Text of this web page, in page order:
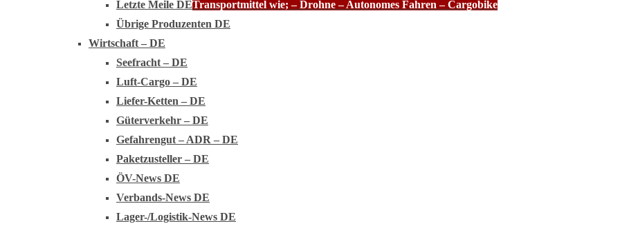
Letzte Meile DETransportmittel wie; – Drohne – Autonomes Fahren – Cargobike
Übrige Produzenten DE
Wirtschaft – DE
Seefracht – DE
Luft-Cargo – DE
Liefer-Ketten – DE
Güterverkehr – DE
Gefahrengut – ADR – DE
Paketzusteller – DE
ÖV-News DE
Verbands-News DE
Lager-/Logistik-News DE